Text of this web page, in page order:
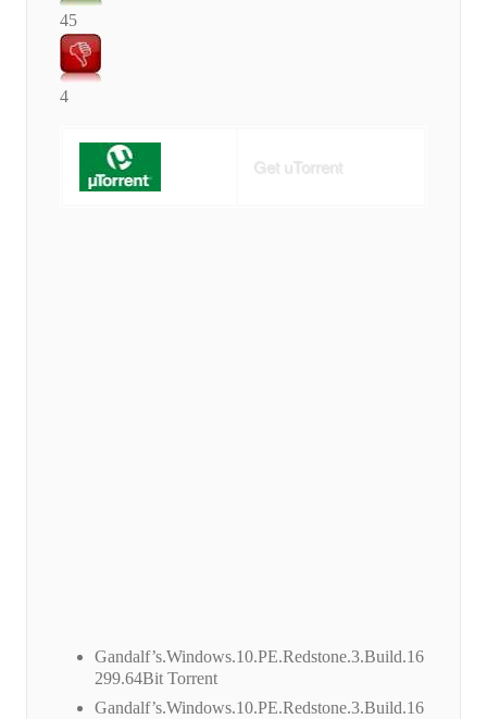
45
4
Get uTorrent
Gandalf’s.Windows.10.PE.Redstone.3.Build.16
299.64Bit Torrent
Gandalf’s.Windows.10.PE.Redstone.3.Build.16